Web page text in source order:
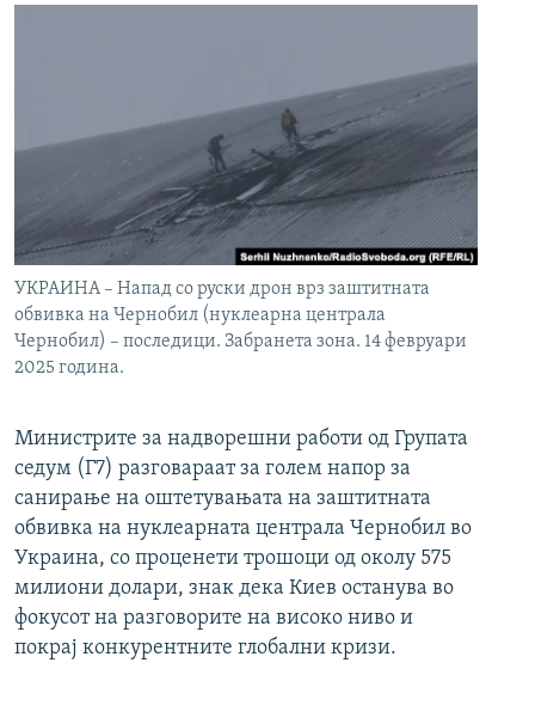
УКРАИНА – Напад со руски дрон врз заштитната
обвивка на Чернобил (нуклеарна централа
Чернобил) – последици. Забранета зона. 14 февруари
2025 година.
Министрите за надворешни работи од Групата
седум (Г7) разговараат за голем напор за
санирање на оштетувањата на заштитната
обвивка на нуклеарната централа Чернобил во
Украина, со проценети трошоци од околу 575
милиони долари, знак дека Киев останува во
фокусот на разговорите на високо ниво и
покрај конкурентните глобални кризи.